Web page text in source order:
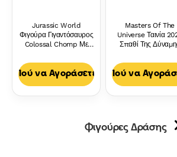
Jurassic World
Φιγούρα Γιγαντόσαυρος
Colossal Chomp Με
Επίθεση Πολλαπλών
Κατευθύνσεων
Πού να Αγοράσετε
Masters Of The
Universe Ταινία
Σπαθί Της
Ήχους & Δόνηση
Παιχνίδι Ρόλων
Πού να
Φιγούρες Δράσης